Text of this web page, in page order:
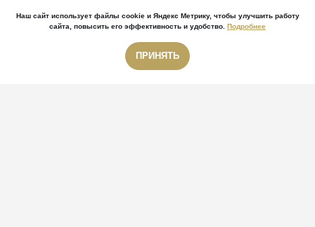
МЕССЕНДЖЕРЫ:
г. Сочи, Курортный проспект, д. 73, офис 411
Звонок бесплатный
Наш сайт использует файлы cookie и Яндекс Метрику, чтобы улучшить работу
сайта, повысить его эффективность и удобство. Подробнее
ПРИНЯТЬ